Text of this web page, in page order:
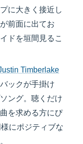
に大きく接近し
前面に出てお
ドを垣間見るこ
Timberlake
ックが手掛け
ング。聴くだけ
を求める方にぴ
にポジティブな